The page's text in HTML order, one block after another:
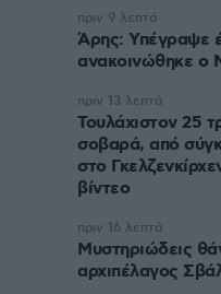
Άρης: Υπέγραψε
ανακοινώθηκε ο
πριν 9 λεπτά
Τουλάχιστον 25
σοβαρά, από
στο Γκελζενκίρχεν της
βίντεο
πριν 13 λεπτά
Μυστηριώδεις
αρχιπέλαγος
πριν 16 λεπτά